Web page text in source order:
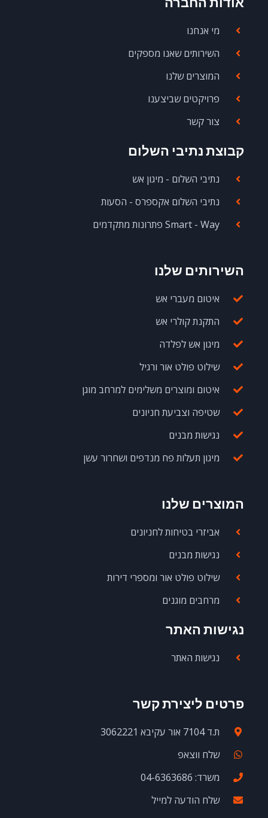
מי אנחנו
השירותים שאנו מספקים
המוצרים שלנו
פרויקטים שביצענו
צור קשר
קבוצת נתיבי השלום
נתיבי השלום - מיגון אש
נתיבי השלום אקספרס - הסעות
Smart - Way פתרונות מתקדמים
השירותים שלנו
איטום מעברי אש
התקנת קולרי אש
מיגון אש לפלדה
שילוט פולט אור ורגיל
איטום ומוצרים משלימים למרחב מוגן
שטיפה וצביעת חניונים
נגישות מבנים
מיגון תעלות פח מנדפים ושחרור עשן
המוצרים שלנו
אביזרי בטיחות לחניונים
נגישות מבנים
שילוט פולט אור ומספרי דירות
מרחבים מוגנים
נגישות האתר
נגישות האתר
פרטים ליצירת קשר
ת.ד 7104 אור עקיבא 3062221
שלח ווצאפ
משרד: 04-6363686
שלח הודעה למייל